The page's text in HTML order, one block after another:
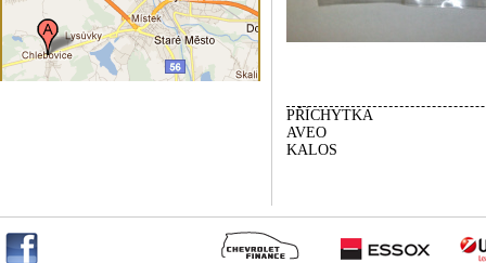
PŘÍCHYTKA
AVEO
KALOS